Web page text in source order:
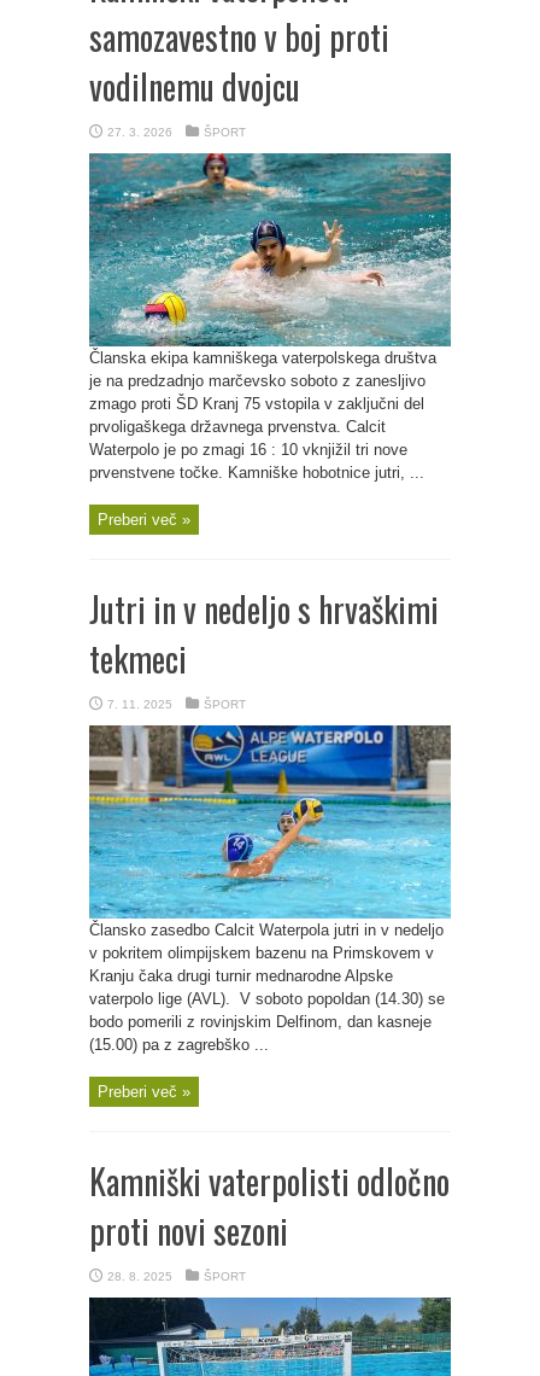
samozavestno v boj proti
vodilnemu dvojcu
27. 3. 2026 ŠPORT
Članska ekipa kamniškega vaterpolskega društva
je na predzadnjo marčevsko soboto z zanesljivo
zmago proti ŠD Kranj 75 vstopila v zaključni del
prvoligaškega državnega prvenstva. Calcit
Waterpolo je po zmagi 16 : 10 vknjižil tri nove
prvenstvene točke. Kamniške hobotnice jutri, ...
Preberi več »
Jutri in v nedeljo s hrvaškimi
tekmeci
7. 11. 2025 ŠPORT
Člansko zasedbo Calcit Waterpola jutri in v nedeljo
v pokritem olimpijskem bazenu na Primskovem v
Kranju čaka drugi turnir mednarodne Alpske
vaterpolo lige (AVL). V soboto popoldan (14.30) se
bodo pomerili z rovinjskim Delfinom, dan kasneje
(15.00) pa z zagrebško ...
Preberi več »
Kamniški vaterpolisti odločno
proti novi sezoni
28. 8. 2025 ŠPORT